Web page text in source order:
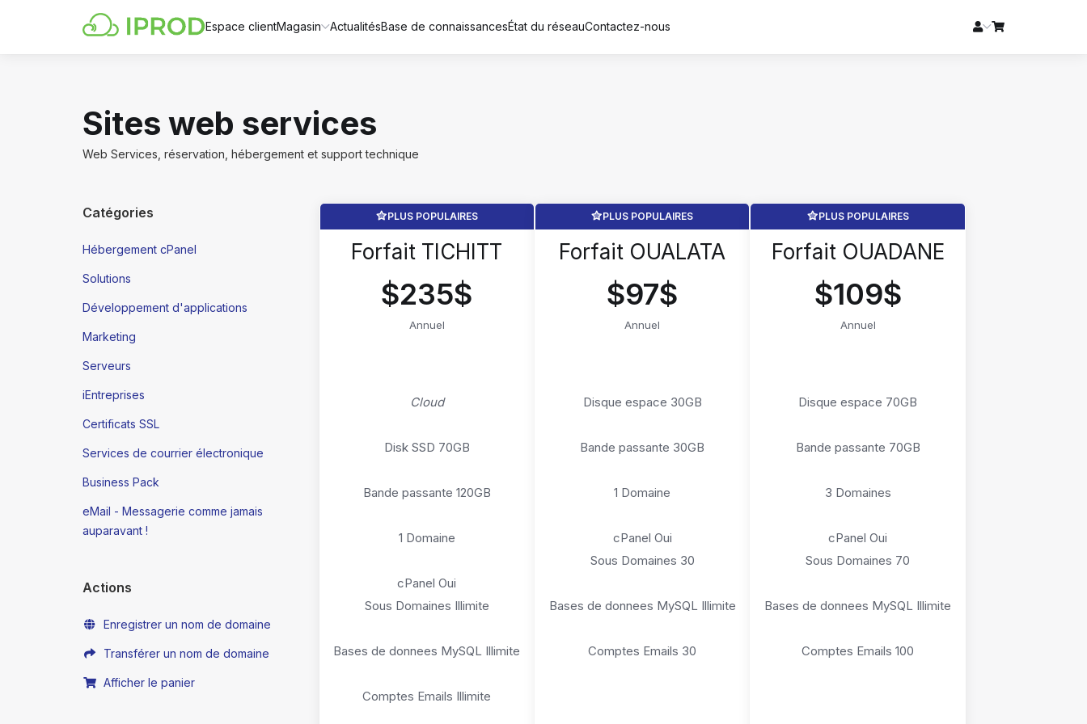
Espace clientMagasin ActualitésBase de connaissancesÉtat du réseauContactez-nous
Sites web services
Web Services, réservation, hébergement et support technique
Catégories
Hébergement cPanel
Solutions
Développement d'applications
Marketing
Serveurs
iEntreprises
Certificats SSL
Services de courrier électronique
Business Pack
eMail - Messagerie comme jamais
auparavant !
Actions
Enregistrer un nom de domaine
Transférer un nom de domaine
Afficher le panier
PLUS POPULAIRES
Forfait TICHITT
$235$
Annuel
Cloud
Disk SSD 70GB
Bande passante 120GB
1 Domaine
cPanel Oui
Sous Domaines Illimite
Bases de donnees MySQL Illimite
Comptes Emails Illimite
PLUS POPULAIRES
Forfait OUALATA
$97$
Annuel
Disque espace 30GB
Bande passante 30GB
1 Domaine
cPanel Oui
Sous Domaines 30
Bases de donnees MySQL Illimite
Comptes Emails 30
PLUS POPULAIRES
Forfait OUADANE
$109$
Annuel
Disque espace 70GB
Bande passante 70GB
3 Domaines
cPanel Oui
Sous Domaines 70
Bases de donnees MySQL Illimite
Comptes Emails 100